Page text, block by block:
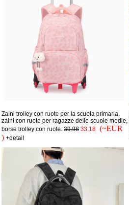
Zaini trolley con ruote per la scuola primaria,
zaini con ruote per ragazze delle scuole medie,
borse trolley con ruote. 39.98 33.18 (~EUR
) +detail